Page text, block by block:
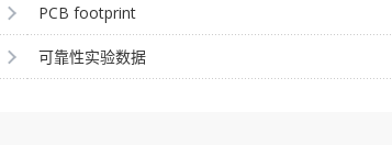
PCB footprint
可靠性实验数据